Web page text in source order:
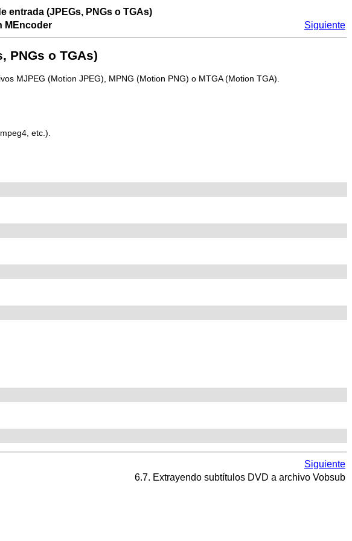
entrada (JPEGs, PNGs o TGAs)
MEncoder Siguiente
PNGs o TGAs)
MJPEG (Motion JPEG), MPNG (Motion PNG) o MTGA (Motion TGA).
etc.).
Siguiente
6.7. Extrayendo subtítulos DVD a archivo Vobsub